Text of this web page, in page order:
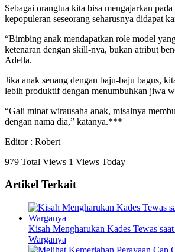
Sebagai orangtua kita bisa mengajarkan
kepopuleran seseorang seharusnya didapat
“Bimbing anak mendapatkan role model
ketenaran dengan skill-nya, bukan atribut
Adella.
Jika anak senang dengan baju-baju bagus,
lebih produktif dengan menumbuhkan jiwa
“Gali minat wirausaha anak, misalnya
dengan nama dia,” katanya.***
Editor : Robert
979 Total Views 1 Views Today
Artikel Terkait
Kisah Mengharukan Kades Tewas
Warganya